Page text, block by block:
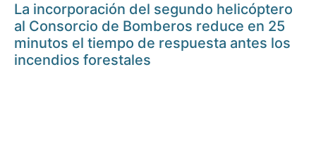
La incorporación del segundo helicóptero
al Consorcio de Bomberos reduce en 25
minutos el tiempo de respuesta antes los
incendios forestales